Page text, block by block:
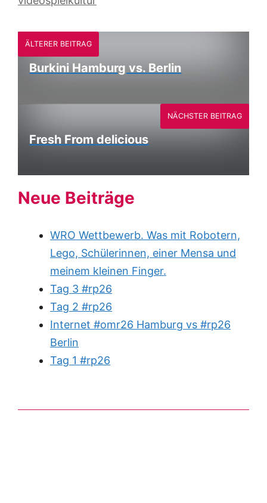
ÄLTERER BEITRAG
Burkini Hamburg vs. Berlin
Fresh From delicious
NÄCHSTER BEITRAG
Neue Beiträge
WRO Wettbewerb. Was mit Robotern,
Lego, Schülerinnen, einer Mensa und
meinem kleinen Finger.
Tag 3 #rp26
Tag 2 #rp26
Internet #omr26 Hamburg vs #rp26
Berlin
Tag 1 #rp26